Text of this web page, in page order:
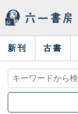
新刊 古書